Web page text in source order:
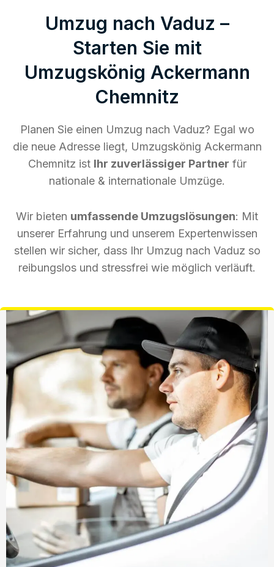
Umzug nach Vaduz –
Starten Sie mit
Umzugskönig Ackermann
Chemnitz
Planen Sie einen Umzug nach Vaduz? Egal wo
die neue Adresse liegt, Umzugskönig Ackermann
Chemnitz ist Ihr zuverlässiger Partner für
nationale & internationale Umzüge.
Wir bieten umfassende Umzugslösungen: Mit
unserer Erfahrung und unserem Expertenwissen
stellen wir sicher, dass Ihr Umzug nach Vaduz so
reibungslos und stressfrei wie möglich verläuft.